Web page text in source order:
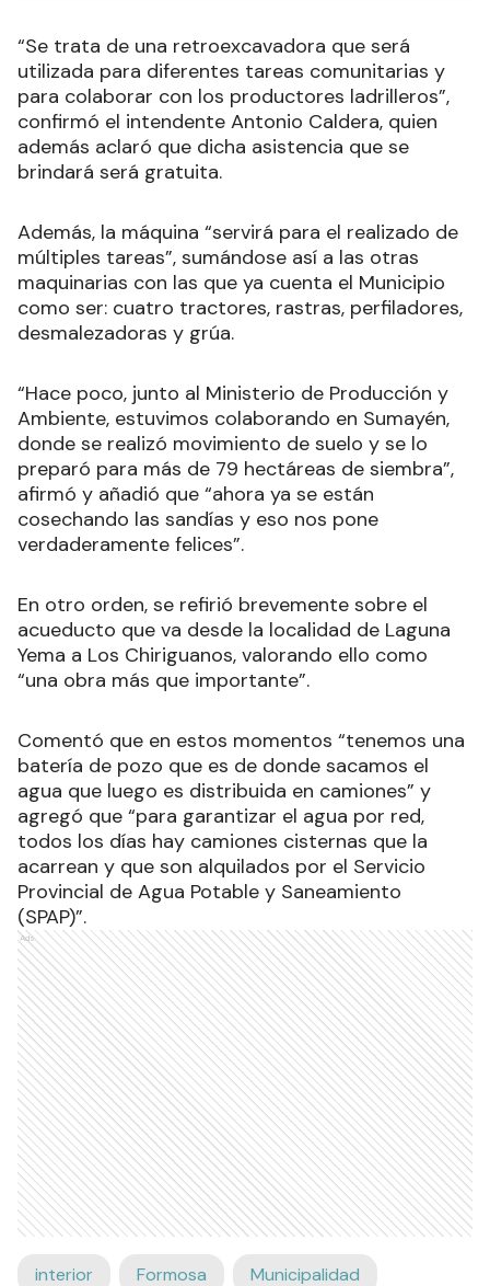
“Se trata de una retroexcavadora que será
utilizada para diferentes tareas comunitarias y
para colaborar con los productores ladrilleros”,
confirmó el intendente Antonio Caldera, quien
además aclaró que dicha asistencia que se
brindará será gratuita.
Además, la máquina “servirá para el realizado de
múltiples tareas”, sumándose así a las otras
maquinarias con las que ya cuenta el Municipio
como ser: cuatro tractores, rastras, perfiladores,
desmalezadoras y grúa.
“Hace poco, junto al Ministerio de Producción y
Ambiente, estuvimos colaborando en Sumayén,
donde se realizó movimiento de suelo y se lo
preparó para más de 79 hectáreas de siembra”,
afirmó y añadió que “ahora ya se están
cosechando las sandías y eso nos pone
verdaderamente felices”.
En otro orden, se refirió brevemente sobre el
acueducto que va desde la localidad de Laguna
Yema a Los Chiriguanos, valorando ello como
“una obra más que importante”.
Comentó que en estos momentos “tenemos una
batería de pozo que es de donde sacamos el
agua que luego es distribuida en camiones” y
agregó que “para garantizar el agua por red,
todos los días hay camiones cisternas que la
acarrean y que son alquilados por el Servicio
Provincial de Agua Potable y Saneamiento
(SPAP)”.
Ads
interior Formosa Municipalidad